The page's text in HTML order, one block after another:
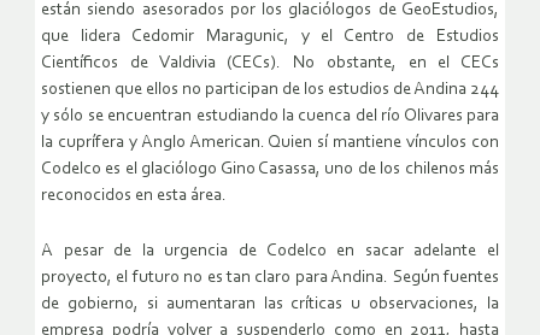
están siendo asesorados por los glaciólogos de GeoEstudios,
que lidera Cedomir Maragunic, y el Centro de Estudios
Científicos de Valdivia (CECs). No obstante, en el CECs
sostienen que ellos no participan de los estudios de Andina 244
y sólo se encuentran estudiando la cuenca del río Olivares para
la cuprífera y Anglo American. Quien sí mantiene vínculos con
Codelco es el glaciólogo Gino Casassa, uno de los chilenos más
reconocidos en esta área.
A pesar de la urgencia de Codelco en sacar adelante el
proyecto, el futuro no es tan claro para Andina. Según fuentes
de gobierno, si aumentaran las críticas u observaciones, la
empresa podría volver a suspenderlo como en 2011, hasta